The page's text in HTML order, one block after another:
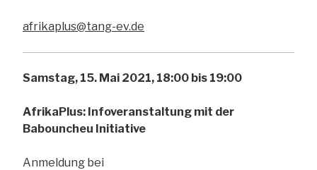
afrikaplus@tang-ev.de
Samstag, 15. Mai 2021, 18:00 bis 19:00
AfrikaPlus: Infoveranstaltung mit der
Babouncheu Initiative
Anmeldung bei